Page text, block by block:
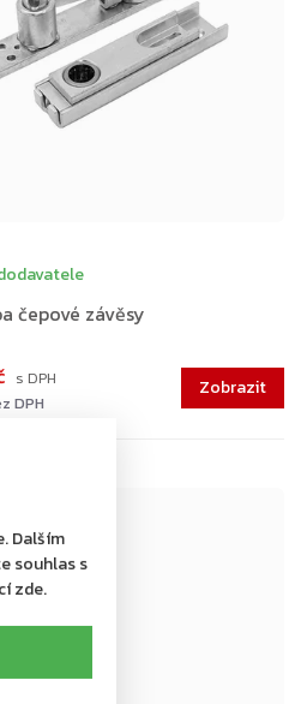
Dalším
souhlas s
zde.
čepové závěsy
DPH